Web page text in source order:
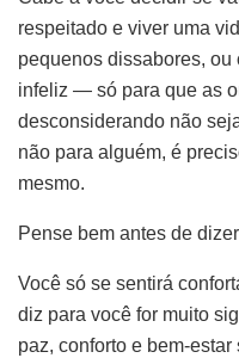
respeitado e viver uma
pequenos dissabores,
infeliz — só para que as
desconsiderando não
não para alguém, é
mesmo.
Pense bem antes de
Você só se sentirá
diz para você for muito
paz, conforto e bem-